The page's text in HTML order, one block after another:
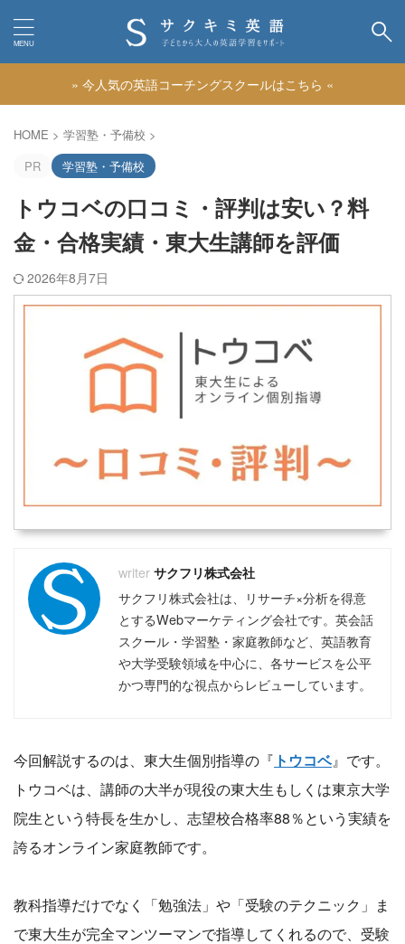
» 今人気の英語コーチングスクールはこちら «
HOME > 学習塾・予備校 >
PR
学習塾・予備校
トウコベの口コミ・評判は安い？料
金・合格実績・東大生講師を評価
2026年8月7日
サクフリ株式会社
サクフリ株式会社は、リサーチ×分析を得意
とするWebマーケティング会社です。英会話
スクール・学習塾・家庭教師など、英語教育
や大学受験領域を中心に、各サービスを公平
かつ専門的な視点からレビューしています。
今回解説するのは、東大生個別指導の『 トウコベ』です。
トウコベは、講師の大半が現役の東大生もしくは東京大学
院生という特長を生かし、志望校合格率88％という実績を
誇るオンライン家庭教師です。
教科指導だけでなく「勉強法」や「受験のテクニック」ま
で東大生が完全マンツーマンで指導してくれるので、受験